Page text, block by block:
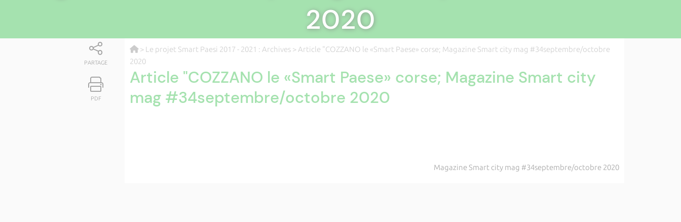
2020
PARTAGE
PDF
> Le projet Smart Paesi 2017 - 2021 : Archives > Article "COZZANO le «Smart Paese» corse; Magazine Smart city mag #34septembre/octobre
2020
Article "COZZANO le «Smart Paese» corse; Magazine Smart city
mag #34septembre/octobre 2020
Magazine Smart city mag #34septembre/octobre 2020